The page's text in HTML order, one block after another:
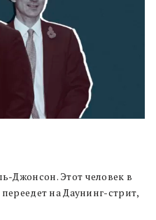
Джонсон. Этот человек в
на Даунинг-стрит,